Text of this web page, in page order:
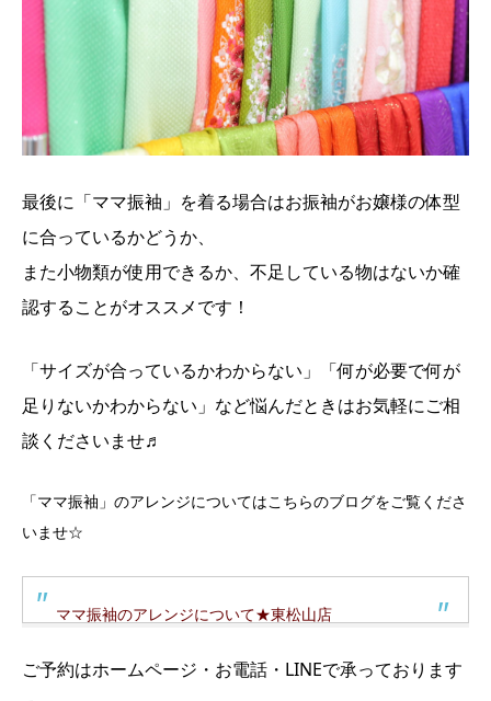
最後に「ママ振袖」を着る場合はお振袖がお嬢様の体型
に合っているかどうか、
また小物類が使用できるか、不足している物はないか確
認することがオススメです！
「サイズが合っているかわからない」「何が必要で何が
足りないかわからない」など悩んだときはお気軽にご相
談くださいませ♬
「ママ振袖」のアレンジについてはこちらのブログをご覧くださ
いませ☆
ママ振袖のアレンジについて★東松山店
ご予約はホームページ・お電話・LINEで承っております